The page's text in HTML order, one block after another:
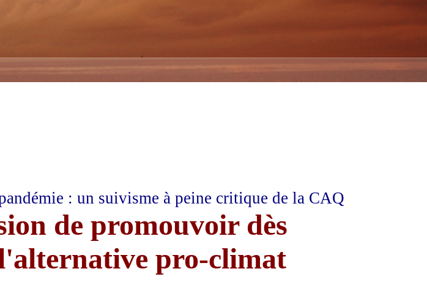
: un suivisme à peine critique de la CAQ
de promouvoir dès
pro-climat